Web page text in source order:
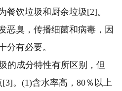
餐饮垃圾和厨余垃圾[2]。
恶臭，传播细菌和病毒，因
分有必要。
的成分特性有所区别，但
。(1)含水率高，80％以上